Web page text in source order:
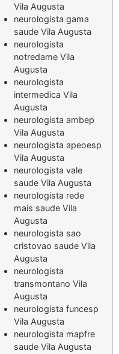
Vila Augusta
neurologista gama
saude Vila Augusta
neurologista
notredame Vila
Augusta
neurologista
intermedica Vila
Augusta
neurologista ambep
Vila Augusta
neurologista apeoesp
Vila Augusta
neurologista vale
saude Vila Augusta
neurologista rede
mais saude Vila
Augusta
neurologista sao
cristovao saude Vila
Augusta
neurologista
transmontano Vila
Augusta
neurologista funcesp
Vila Augusta
neurologista mapfre
saude Vila Augusta